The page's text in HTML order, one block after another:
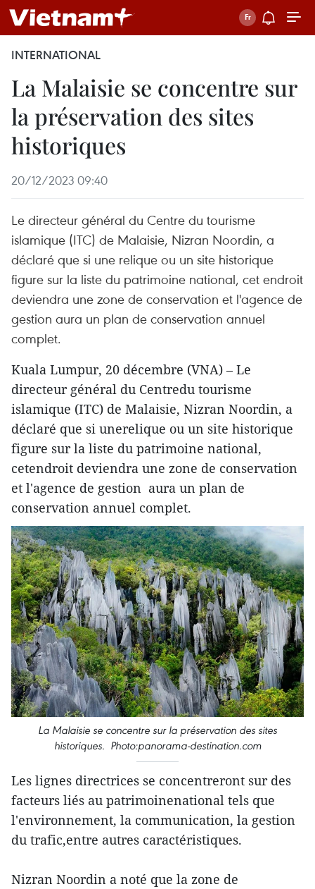
INTERNATIONAL
La Malaisie se concentre sur
la préservation des sites
historiques
20/12/2023 09:40
Le directeur général du Centre du tourisme
islamique (ITC) de Malaisie, Nizran Noordin, a
déclaré que si une relique ou un site historique
figure sur la liste du patrimoine national, cet endroit
deviendra une zone de conservation et l'agence de
gestion aura un plan de conservation annuel
complet.
Kuala Lumpur, 20 décembre (VNA) – Le
directeur général du Centredu tourisme
islamique (ITC) de Malaisie, Nizran Noordin, a
déclaré que si unerelique ou un site historique
figure sur la liste du patrimoine national,
cetendroit deviendra une zone de conservation
et l'agence de gestion aura un plan de
conservation annuel complet.
La Malaisie se concentre sur la préservation des sites
historiques. Photo:panorama-destination.com
Les lignes directrices se concentreront sur des
facteurs liés au patrimoinenational tels que
l'environnement, la communication, la gestion
du trafic,entre autres caractéristiques.
Nizran Noordin a noté que la zone de